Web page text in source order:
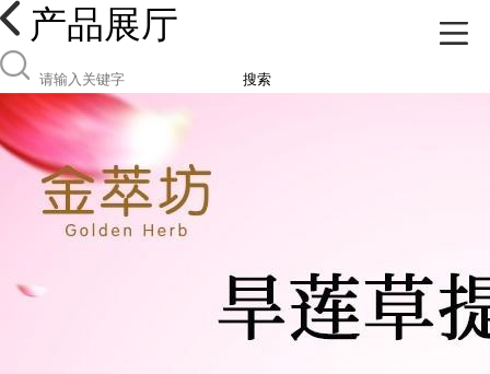
产品展厅
搜索